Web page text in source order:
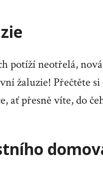
potíží neotřelá,
žaluzie! Přečtěte
ať přesně víte, do